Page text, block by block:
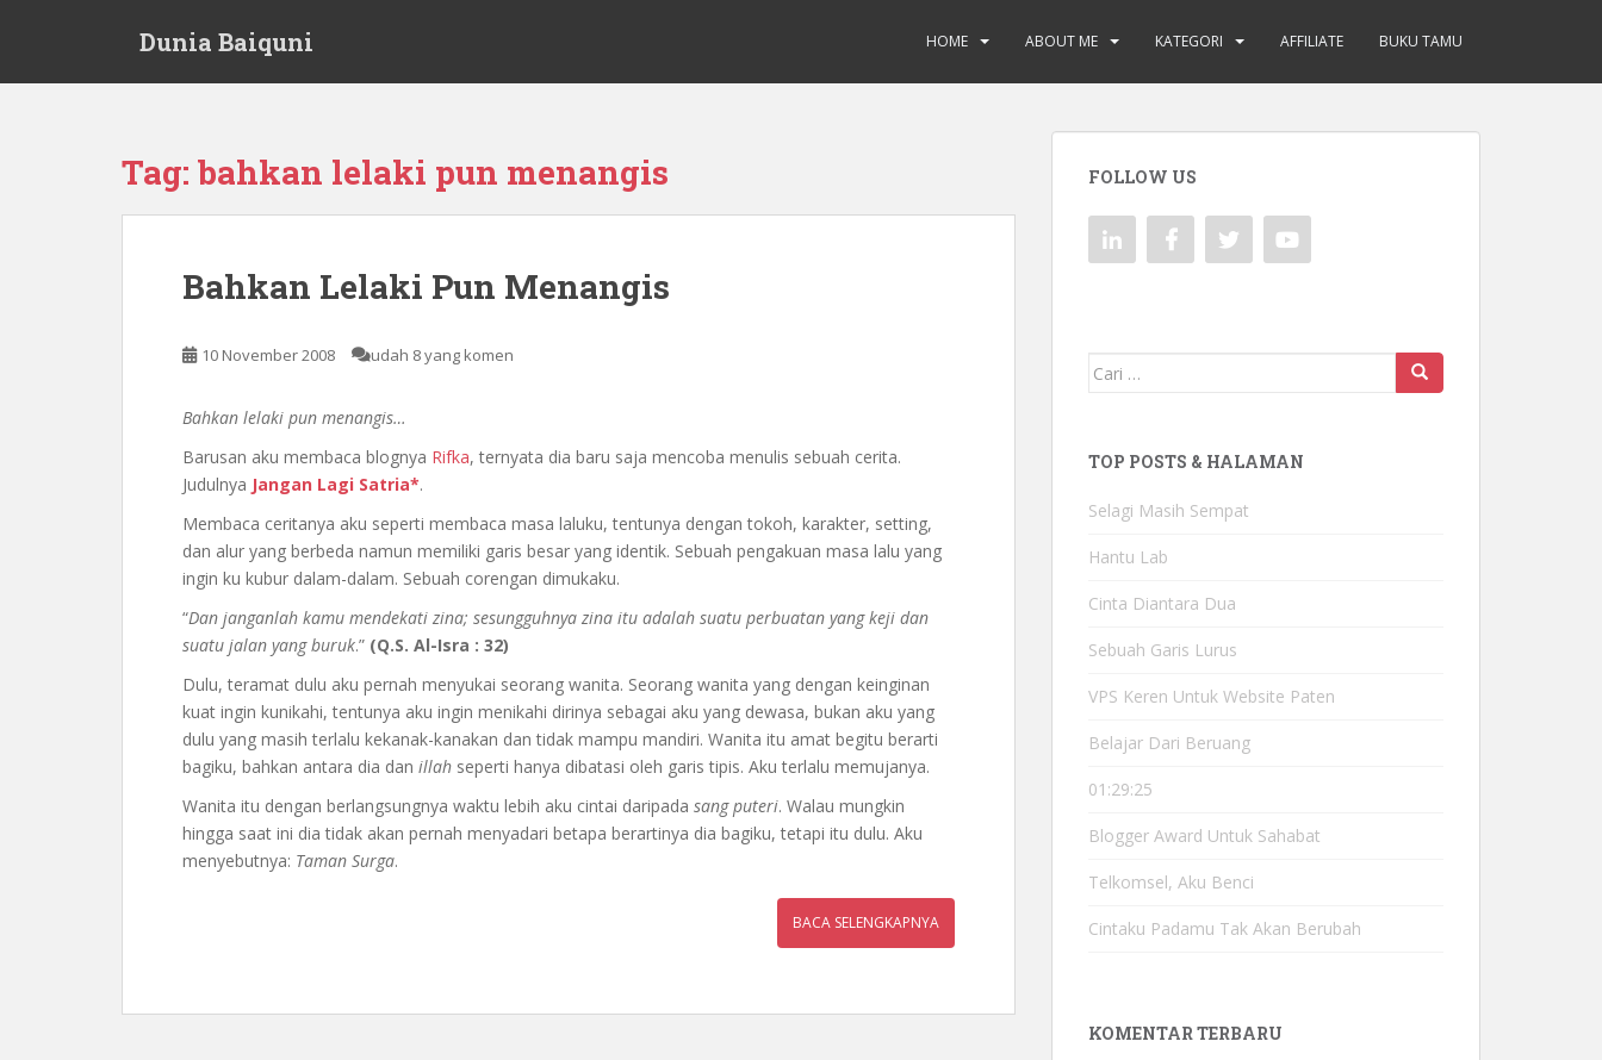
Dunia Baiquni HOME ABOUT ME KATEGORI AFFILIATE BUKU TAMU
Tag: bahkan lelaki pun menangis
Bahkan Lelaki Pun Menangis
10 November 2008 udah 8 yang komen
Bahkan lelaki pun menangis…
Barusan aku membaca blognya Rifka, ternyata dia baru saja mencoba menulis sebuah cerita.
Judulnya Jangan Lagi Satria*.
Membaca ceritanya aku seperti membaca masa laluku, tentunya dengan tokoh, karakter, setting,
dan alur yang berbeda namun memiliki garis besar yang identik. Sebuah pengakuan masa lalu yang
ingin ku kubur dalam-dalam. Sebuah corengan dimukaku.
“Dan janganlah kamu mendekati zina; sesungguhnya zina itu adalah suatu perbuatan yang keji dan
suatu jalan yang buruk.” (Q.S. Al-Isra : 32)
Dulu, teramat dulu aku pernah menyukai seorang wanita. Seorang wanita yang dengan keinginan
kuat ingin kunikahi, tentunya aku ingin menikahi dirinya sebagai aku yang dewasa, bukan aku yang
dulu yang masih terlalu kekanak-kanakan dan tidak mampu mandiri. Wanita itu amat begitu berarti
bagiku, bahkan antara dia dan illah seperti hanya dibatasi oleh garis tipis. Aku terlalu memujanya.
Wanita itu dengan berlangsungnya waktu lebih aku cintai daripada sang puteri. Walau mungkin
hingga saat ini dia tidak akan pernah menyadari betapa berartinya dia bagiku, tetapi itu dulu. Aku
menyebutnya: Taman Surga.
BACA SELENGKAPNYA
FOLLOW US
Mencari:
TOP POSTS & HALAMAN
Selagi Masih Sempat
Hantu Lab
Cinta Diantara Dua
Sebuah Garis Lurus
VPS Keren Untuk Website Paten
Belajar Dari Beruang
01:29:25
Blogger Award Untuk Sahabat
Telkomsel, Aku Benci
Cintaku Padamu Tak Akan Berubah
KOMENTAR TERBARU